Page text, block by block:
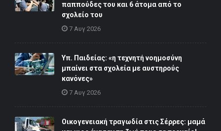
παππούδες του και 6 άτομα από το
σχολείο του
7 Αυγ 2026
Υπ. Παιδείας: «η τεχνητή νοημοσύνη
μπαίνει στα σχολεία με αυστηρούς
κανόνες»
7 Αυγ 2026
Οικογενειακή τραγωδία στις Σέρρες: μαμά